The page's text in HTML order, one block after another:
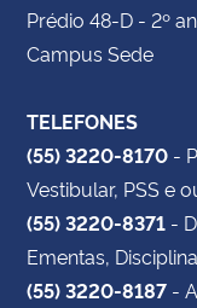
Prédio 48-D - 2º
Campus Sede
TELEFONES
(55) 3220-8170 -
Vestibular, PSS e
(55) 3220-8371 -
Ementas,
(55) 3220-8187 -